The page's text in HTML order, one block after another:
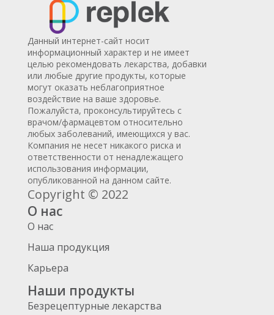
Данный интернет-сайт носит
информационный характер и не имеет
целью рекомендовать лекарства, добавки
или любые другие продукты, которые
могут оказать неблагоприятное
воздействие на ваше здоровье.
Пожалуйста, проконсультируйтесь с
врачом/фармацевтом относительно
любых заболеваний, имеющихся у вас.
Компания не несет никакого риска и
ответственности от ненадлежащего
использования информации,
опубликованной на данном сайте.
Copyright © 2022
О нас
О нас
Наша продукция
Карьера
Наши продукты
Безрецептурные лекарства